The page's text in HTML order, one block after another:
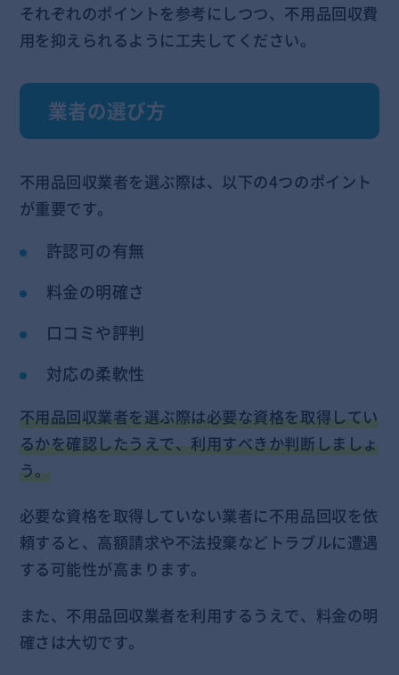
それぞれのポイントを参考にしつつ、不用品回収費
用を抑えられるように工夫してください。
業者の選び方
不用品回収業者を選ぶ際は、以下の4つのポイント
が重要です。
許認可の有無
料金の明確さ
口コミや評判
対応の柔軟性
不用品回収業者を選ぶ際は必要な資格を取得してい
るかを確認したうえで、利用すべきか判断しましょ
う。
必要な資格を取得していない業者に不用品回収を依
頼すると、高額請求や不法投棄などトラブルに遭遇
する可能性が高まります。
また、不用品回収業者を利用するうえで、料金の明
確さは大切です。